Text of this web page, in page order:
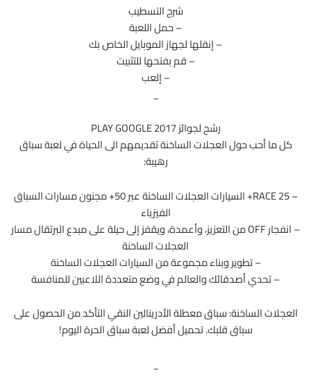
شرح التسطيب
– حمل اللعبة
– إنقلها لجهاز الموبايل الخاص بك
– قم بفتحها للتثبيت
– إلعب
_
رشح لجوائز 2017 PLAY GOOGLE
كل ما أحب حول العجلات الساخنة تقديمهم الى الحياة في لعبة سباق
رهيبة:
– RACE 25+ السيارات العجلات الساخنة عبر 50+ مجنون مسارات السباق
الفيزياء
– انفجار OFF من التعزيز، وأعمدة، ويقفز إلى حيلة على مبدع البرتقال مسار
العجلات الساخنة
– تطوير وبناء مجموعة من السيارات العجلات الساخنة
– تحدي أصدقائك والعالم في وضع متعددة اللاعبين للمنافسة
العجلات الساخنة: سباق معطلة الأدرينالين النقي التأكد من الحصول على
سباق قلبك. تحميل أفضل لعبة سباق الحرة اليوم!
_